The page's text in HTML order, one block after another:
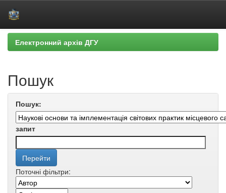
Skip
navigation
Електронний архів ДГУ
Пошук
Пошук:
запит
Поточні фільтри: